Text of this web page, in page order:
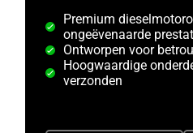
Premium
ongeëvenaarde
Ontworpen voor
Hoogwaardige
verzonden